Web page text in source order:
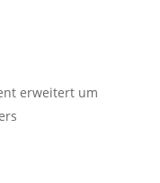
erweitert um